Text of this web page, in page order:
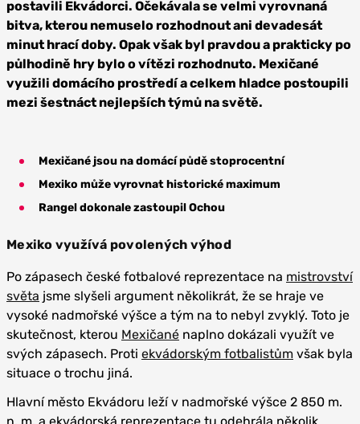
postavili Ekvádorci. Očekávala se velmi vyrovnaná
bitva, kterou nemuselo rozhodnout ani devadesát
minut hrací doby. Opak však byl pravdou a prakticky po
půlhodině hry bylo o vítězi rozhodnuto. Mexičané
využili domácího prostředí a celkem hladce postoupili
mezi šestnáct nejlepších týmů na světě.
Mexičané jsou na domácí půdě stoprocentní
Mexiko může vyrovnat historické maximum
Rangel dokonale zastoupil Ochou
Mexiko využívá povolených výhod
Po zápasech české fotbalové reprezentace na mistrovství
světa jsme slyšeli argument několikrát, že se hraje ve
vysoké nadmořské výšce a tým na to nebyl zvyklý. Toto je
skutečnost, kterou Mexičané naplno dokázali využít ve
svých zápasech. Proti ekvádorským fotbalistům však byla
situace o trochu jiná.
Hlavní město Ekvádoru leží v nadmořské výšce 2 850 m.